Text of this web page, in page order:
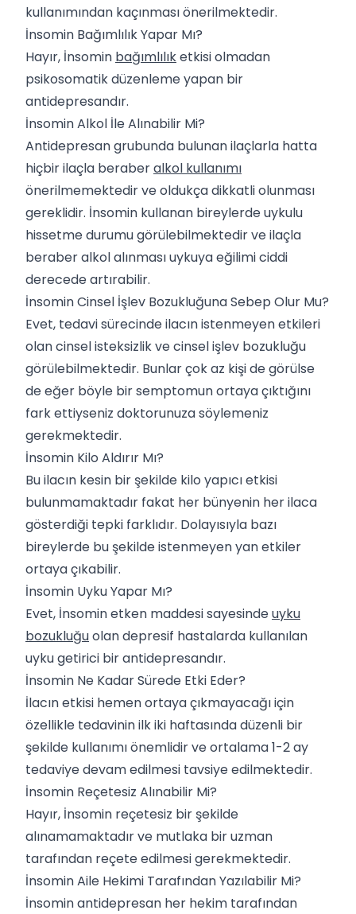
kullanımından kaçınması önerilmektedir.
İnsomin Bağımlılık Yapar Mı?
Hayır, İnsomin bağımlılıketkisi olmadan
psikosomatik düzenleme yapan bir
antidepresandır.
İnsomin Alkol İle Alınabilir Mi?
Antidepresan grubunda bulunan ilaçlarla hatta
hiçbir ilaçla beraberalkol kullanımı
önerilmemektedir ve oldukça dikkatli olunması
gereklidir. İnsomin kullanan bireylerde uykulu
hissetme durumu görülebilmektedir ve ilaçla
beraber alkol alınması uykuya eğilimi ciddi
derecede artırabilir.
İnsomin Cinsel İşlev Bozukluğuna Sebep Olur Mu?
Evet, tedavi sürecinde ilacın istenmeyen etkileri
olan cinsel isteksizlik ve cinsel işlev bozukluğu
görülebilmektedir. Bunlar çok az kişi de görülse
de eğer böyle bir semptomun ortaya çıktığını
fark ettiyseniz doktorunuza söylemeniz
gerekmektedir.
İnsomin Kilo Aldırır Mı?
Bu ilacın kesin bir şekilde kilo yapıcı etkisi
bulunmamaktadır fakat her bünyenin her ilaca
gösterdiği tepki farklıdır. Dolayısıyla bazı
bireylerde bu şekilde istenmeyen yan etkiler
ortaya çıkabilir.
İnsomin Uyku Yapar Mı?
Evet, İnsomin etken maddesi sayesindeuyku
bozukluğuolan depresif hastalarda kullanılan
uyku getirici bir antidepresandır.
İnsomin Ne Kadar Sürede Etki Eder?
İlacın etkisi hemen ortaya çıkmayacağı için
özellikle tedavinin ilk iki haftasında düzenli bir
şekilde kullanımı önemlidir ve ortalama 1-2 ay
tedaviye devam edilmesi tavsiye edilmektedir.
İnsomin Reçetesiz Alınabilir Mi?
Hayır, İnsomin reçetesiz bir şekilde
alınamamaktadır ve mutlaka bir uzman
tarafından reçete edilmesi gerekmektedir.
İnsomin Aile Hekimi Tarafından Yazılabilir Mi?
İnsomin antidepresan her hekim tarafından